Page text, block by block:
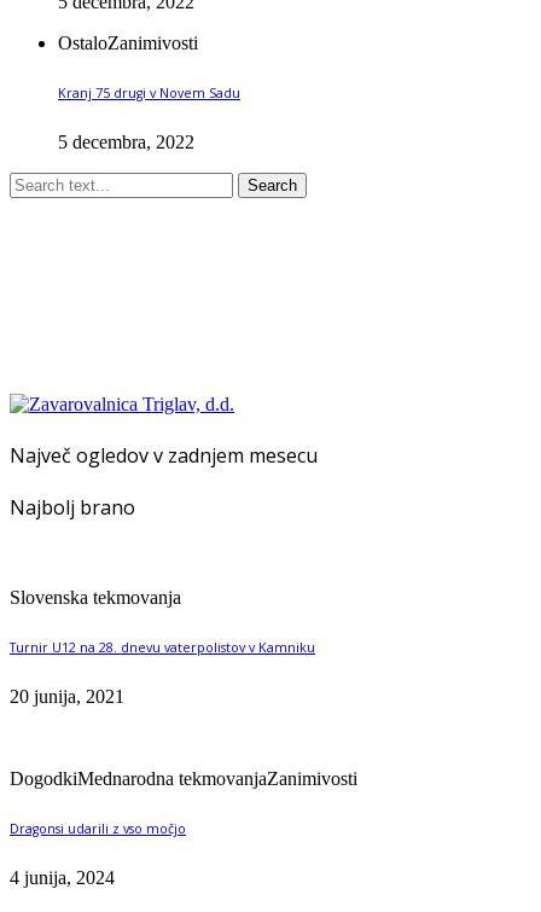
OstaloZanimivosti
Kranj 75 drugi v Novem Sadu
5 decembra, 2022
Search
Največ ogledov v zadnjem mesecu
Najbolj brano
Slovenska tekmovanja
Turnir U12 na 28. dnevu vaterpolistov v Kamniku
20 junija, 2021
DogodkiMednarodna tekmovanjaZanimivosti
Dragonsi udarili z vso močjo
4 junija, 2024